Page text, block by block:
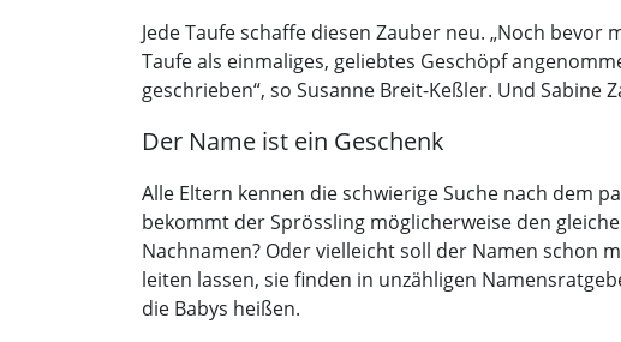
Jede Taufe schaffe diesen Zauber neu. „Noch
Taufe als einmaliges, geliebtes Geschöpf
geschrieben“, so Susanne Breit-Keßler. Und Sabine
Der Name ist ein Geschenk
Alle Eltern kennen die schwierige Suche nach dem
bekommt der Sprössling möglicherweise den
Nachnamen? Oder vielleicht soll der Namen schon
leiten lassen, sie finden in unzähligen
die Babys heißen.